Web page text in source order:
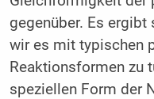
gegenüber. Es
wir es mit typischen
Reaktionsformen zu
speziellen Form der